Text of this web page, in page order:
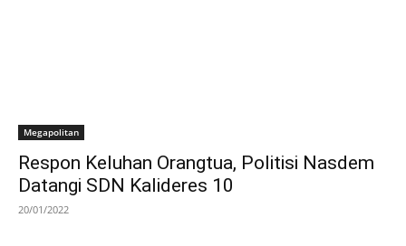
Megapolitan
Respon Keluhan Orangtua, Politisi Nasdem
Datangi SDN Kalideres 10
20/01/2022